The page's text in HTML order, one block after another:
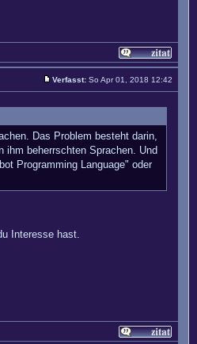
Verfasst: So Apr 01, 2018 12:42
Das Problem besteht darin,
ihm beherrschten Sprachen. Und
Programming Language" oder
Interesse hast.